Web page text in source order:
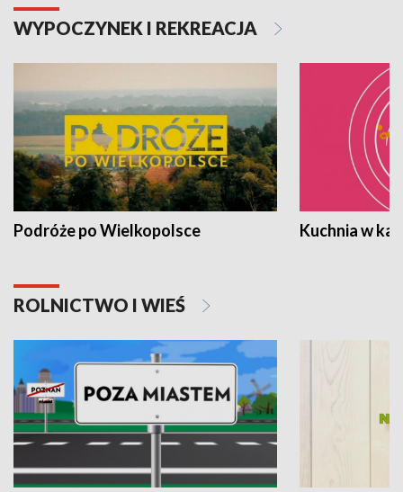
WYPOCZYNEK I REKREACJA
Podróże po Wielkopolsce Kuchnia w
ROLNICTWO I WIEŚ